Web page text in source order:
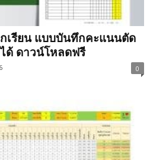
เรียน แบบบันทึกคะแนนตัด
ด้ ดาวน์โหลดฟรี
0